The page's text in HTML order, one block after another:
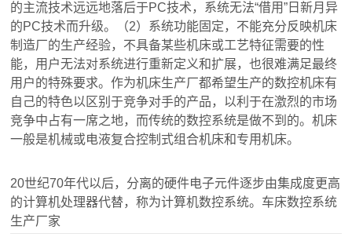
的主流技术远远地落后于PC技术，系统无法“借用”日新月异
的PC技术而升级。（2）系统功能固定，不能充分反映机床
制造厂的生产经验，不具备某些机床或工艺特征需要的性
能，用户无法对系统进行重新定义和扩展，也很难满足最终
用户的特殊要求。作为机床生产厂都希望生产的数控机床有
自己的特色以区别于竞争对手的产品，以利于在激烈的市场
竞争中占有一席之地，而传统的数控系统是做不到的。机床
一般是机械或电液复合控制式组合机床和专用机床。
20世纪70年代以后，分离的硬件电子元件逐步由集成度更高
的计算机处理器代替，称为计算机数控系统。车床数控系统
生产厂家